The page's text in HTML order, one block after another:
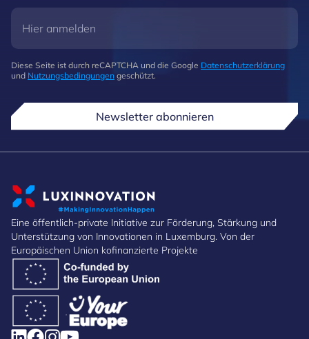
Diese Seite ist durch reCAPTCHA und die Google Datenschutzerklärung
und Nutzungsbedingungen geschützt.
Newsletter abonnieren
Eine öffentlich-private Initiative zur Förderung, Stärkung und
Unterstützung von Innovationen in Luxemburg. Von der
Europäischen Union kofinanzierte Projekte